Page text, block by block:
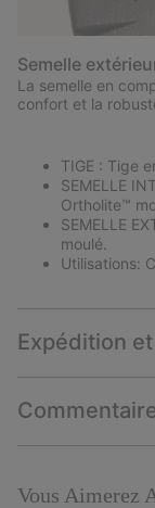
Semelle
La semelle en
confort et la
TIGE : Tige
SEMELLE
Ortholite™
SEMELLE
moulé.
Utilisations:
Expédition
Vous Aimerez